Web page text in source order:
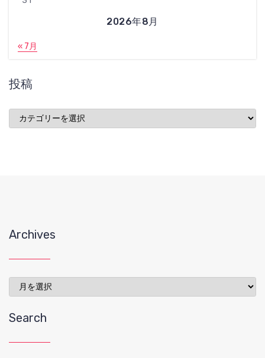
2026年8月
« 7月
投稿
稿
Archives
Archives
Search